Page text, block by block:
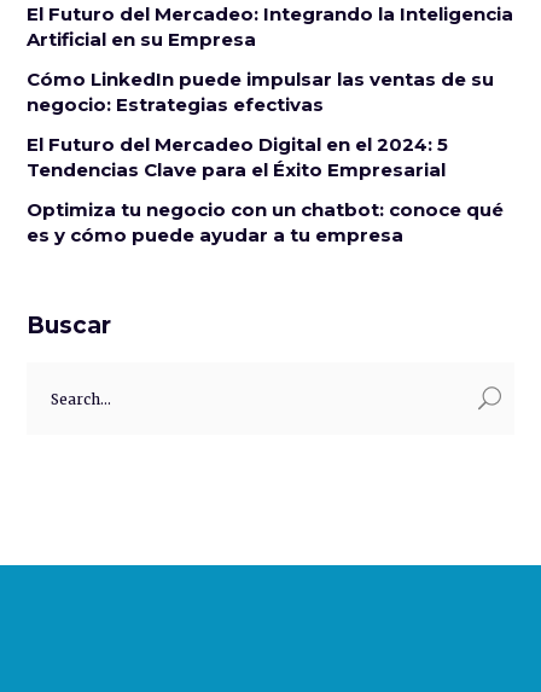
El Futuro del Mercadeo: Integrando la Inteligencia
Artificial en su Empresa
Cómo LinkedIn puede impulsar las ventas de su
negocio: Estrategias efectivas
El Futuro del Mercadeo Digital en el 2024: 5
Tendencias Clave para el Éxito Empresarial
Optimiza tu negocio con un chatbot: conoce qué
es y cómo puede ayudar a tu empresa
Buscar